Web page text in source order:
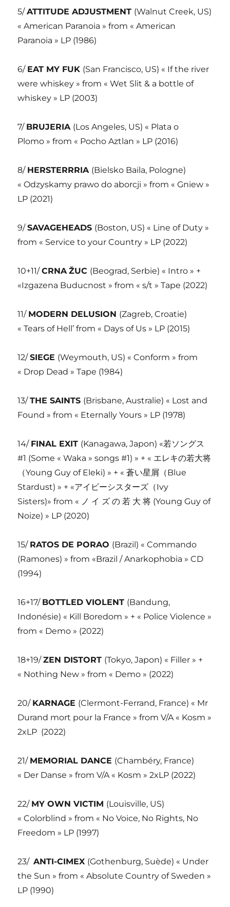
5/ATTITUDE ADJUSTMENT (Walnut Creek, US)
« American Paranoia » from « American
Paranoia » LP (1986)
6/ EAT MY FUK (San Francisco, US) « If the river
were whiskey » from « Wet Slit & a bottle of
whiskey » LP (2003)
7/ BRUJERIA (Los Angeles, US) « Plata o
Plomo » from « Pocho Aztlan » LP (2016)
8/ HERSTERRRIA (Bielsko Baila, Pologne)
« Odzyskamy prawo do aborcji » from « Gniew »
LP (2021)
9/SAVAGEHEADS (Boston, US) « Line of Duty »
from « Service to your Country » LP (2022)
10+11/CRNA ŽUC (Beograd, Serbie) « Intro » +
«Izgazena Buducnost » from « s/t » Tape (2022)
11/ MODERN DELUSION (Zagreb, Croatie)
« Tears of Hell’ from « Days of Us » LP (2015)
12/SIEGE (Weymouth, US) « Conform » from
« Drop Dead » Tape (1984)
13/THE SAINTS (Brisbane, Australie) « Lost and
Found » from « Eternally Yours » LP (1978)
14/ FINAL EXIT (Kanagawa, Japon) «若ソングス
#1 (Some « Waka » songs #1) » + « エレキの若大将
（Young Guy of Eleki) » + « 蒼い星屑（Blue
Stardust) » + «アイビーシスターズ（Ivy
Sisters)» from « ノ イ ズ の 若 大 将 (Young Guy of
Noize) » LP (2020)
15/ RATOS DE PORAO (Brazil) « Commando
(Ramones) » from «Brazil / Anarkophobia » CD
(1994)
16+17/ BOTTLED VIOLENT (Bandung,
Indonésie) « Kill Boredom » + « Police Violence »
from « Demo » (2022)
18+19/ZEN DISTORT (Tokyo, Japon) « Filler » +
« Nothing New » from « Demo » (2022)
20/ KARNAGE (Clermont-Ferrand, France) « Mr
Durand mort pour la France » from V/A « Kosm »
2xLP (2022)
21/ MEMORIAL DANCE (Chambéry, France)
« Der Danse » from V/A « Kosm » 2xLP (2022)
22/ MY OWN VICTIM (Louisville, US)
« Colorblind » from « No Voice, No Rights, No
Freedom » LP (1997)
23/ ANTI-CIMEX (Gothenburg, Suède) « Under
the Sun » from « Absolute Country of Sweden »
LP (1990)